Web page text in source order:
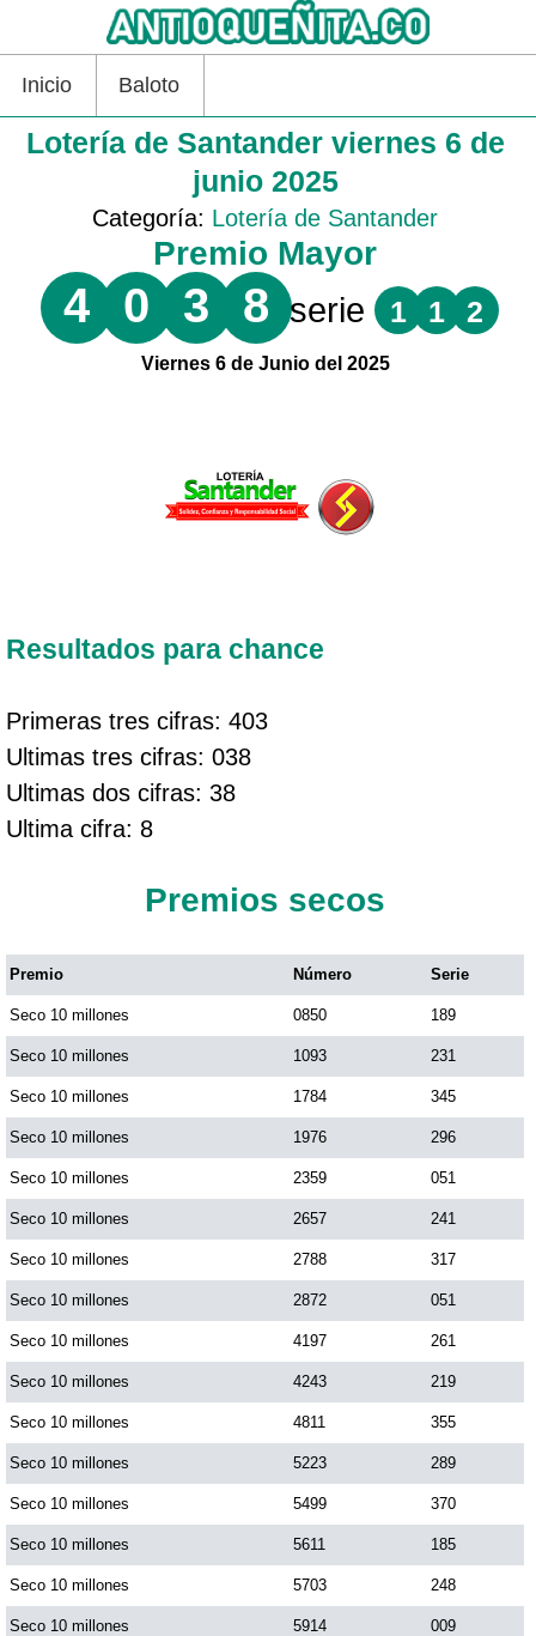
Inicio Baloto
Lotería de Santander viernes 6 de
junio 2025
Categoría: Lotería de Santander
Premio Mayor
4 0 3 8 serie 1 1 2
Viernes 6 de Junio del 2025
Resultados para chance
Primeras tres cifras: 403
Ultimas tres cifras: 038
Ultimas dos cifras: 38
Ultima cifra: 8
Premios secos
Premio Número Serie
Seco 10 millones 0850 189
Seco 10 millones 1093 231
Seco 10 millones 1784 345
Seco 10 millones 1976 296
Seco 10 millones 2359 051
Seco 10 millones 2657 241
Seco 10 millones 2788 317
Seco 10 millones 2872 051
Seco 10 millones 4197 261
Seco 10 millones 4243 219
Seco 10 millones 4811 355
Seco 10 millones 5223 289
Seco 10 millones 5499 370
Seco 10 millones 5611 185
Seco 10 millones 5703 248
Seco 10 millones 5914 009